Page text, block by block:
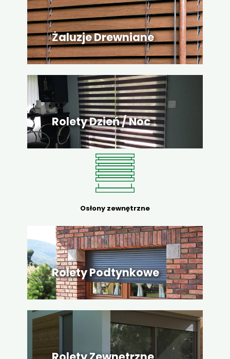
Żaluzje Drewniane
Rolety Dzień / Noc
Osłony zewnętrzne
Rolety Podtynkowe